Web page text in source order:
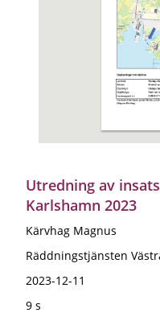
Utredning av
Karlshamn 2023
Kärvhag Magnus
Räddningstjänsten
2023-12-11
9 s